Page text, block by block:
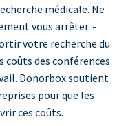
médicale. Ne
vous arrêter. -
votre recherche du
des conférences
Donorbox soutient
pour que les
ces coûts.